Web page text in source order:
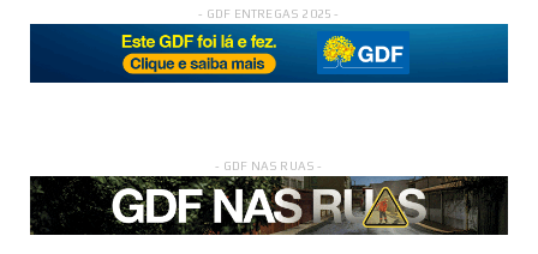
- GDF ENTREGAS 2025 -
- GDF NAS RUAS -